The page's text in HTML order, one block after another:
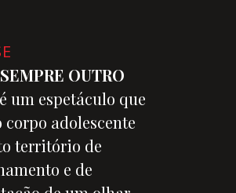
OUTRO
é um espetáculo que
corpo adolescente
território de
e de